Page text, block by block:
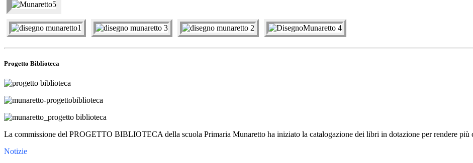
Progetto Biblioteca
La commissione del PROGETTO BIBLIOTECA della scuola Primaria Munaretto ha iniziato la catalogazione dei libri in dotazione per rendere più
Notizie